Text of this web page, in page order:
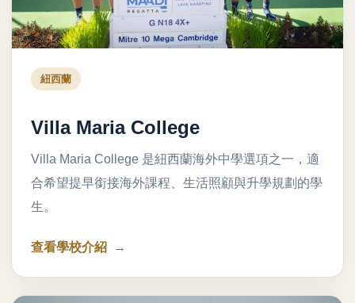
紐西蘭
Villa Maria College
Villa Maria College 是紐西蘭海外中學選項之一，適
合希望提早銜接海外課程、生活照顧與升學規劃的學
生。
查看學校介紹